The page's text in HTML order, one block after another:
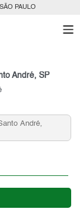
PAULO
André, SP
André,